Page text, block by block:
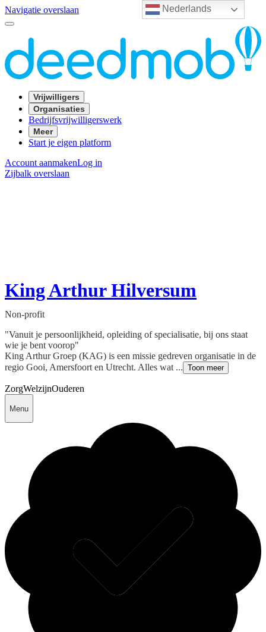
Nederlands
Navigatie overslaan
Vrijwilligers
Organisaties
Bedrijfsvrijwilligerswerk
Meer
Start je eigen platform
Account aanmakenLog in
Zijbalk overslaan
King Arthur Hilversum
Non-profit
"Vanuit je persoonlijkheid, opleiding of specialisatie, bij ons staat
wie je bent voorop"
King Arthur Groep (KAG) is een missie gedreven organisatie in de
regio Gooi, Amersfoort en Utrecht. Alles wat ... Toon meer
ZorgWelzijnOuderen
Menu